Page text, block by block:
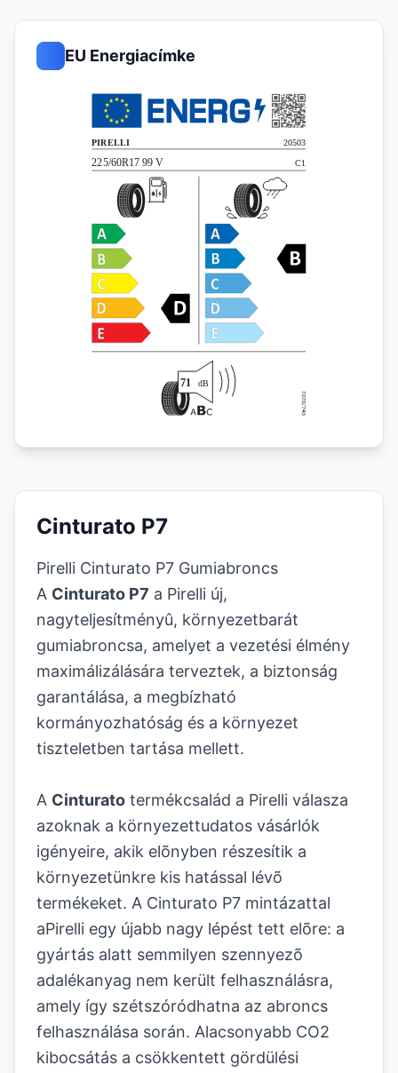
EU Energiacímke
Cinturato P7
Pirelli Cinturato P7 Gumiabroncs
A Cinturato P7 a Pirelli új,
nagyteljesítményû, környezetbarát
gumiabroncsa, amelyet a vezetési élmény
maximálizálására terveztek, a biztonság
garantálása, a megbízható
kormányozhatóság és a környezet
tiszteletben tartása mellett.
A Cinturato termékcsalád a Pirelli válasza
azoknak a környezettudatos vásárlók
igényeire, akik elõnyben részesítik a
környezetünkre kis hatással lévõ
termékeket. A Cinturato P7 mintázattal
aPirelli egy újabb nagy lépést tett elõre: a
gyártás alatt semmilyen szennyezõ
adalékanyag nem került felhasználásra,
amely így szétszóródhatna az abroncs
felhasználása során. Alacsonyabb CO2
kibocsátás a csökkentett gördülési